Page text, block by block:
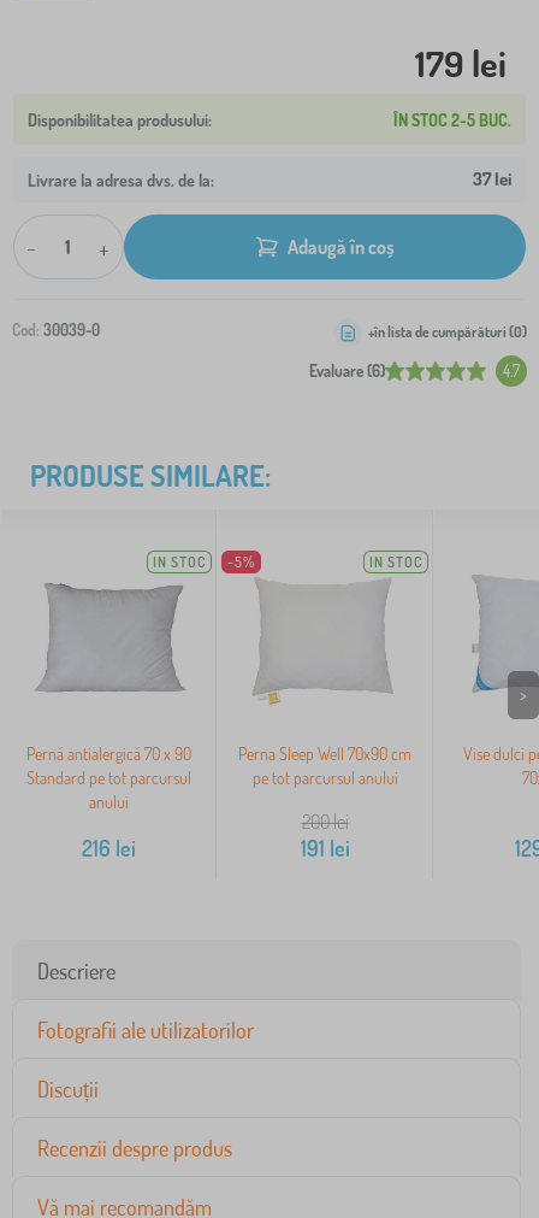
179 lei
ÎN STOC 2-5 BUC.
Livrare la adresa dvs. de la: 37 lei
- + Adaugă în coș
Cod: 30039-0
Evaluare (6) 4.7
+în lista de cumpărături (0)
PRODUSE SIMILARE:
IN STOC
Pernă antialergică 70 x 90
Standard pe tot parcursul
anului
216 lei
-5% IN STOC
Perna Sleep Well 70x90 cm
pe tot parcursul anului
200lei
191 lei
Vise dulci
>
Descriere
Fotografii ale utilizatorilor
Discuții
Recenzii despre produs
Vă mai recomandăm